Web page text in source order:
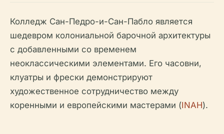
Колледж Сан-Педро-и-Сан-Пабло является
шедевром колониальной барочной архитектуры
с добавленными со временем
неоклассическими элементами. Его часовни,
клуатры и фрески демонстрируют
художественное сотрудничество между
коренными и европейскими мастерами (INAH).